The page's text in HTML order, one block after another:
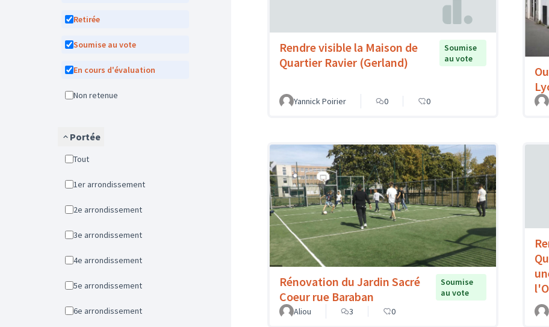
Retirée
Soumise au vote
En cours d'évaluation
Non retenue
Portée
Tout
1er arrondissement
2e arrondissement
3e arrondissement
4e arrondissement
5e arrondissement
6e arrondissement
Rendre visible la Maison de
Quartier Ravier (Gerland)
Soumise
au vote
Yannick Poirier 0 0
Rénovation du Jardin Sacré
Coeur rue Baraban
Soumise
au vote
Aliou
3 0